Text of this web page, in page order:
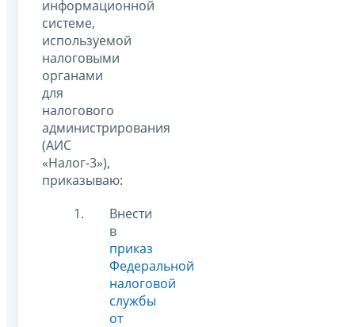
информационной
системе,
используемой
налоговыми
органами
для
налогового
администрирования
(АИС
«Налог-3»),
приказываю:
Внести
в
приказ
Федеральной
налоговой
службы
от